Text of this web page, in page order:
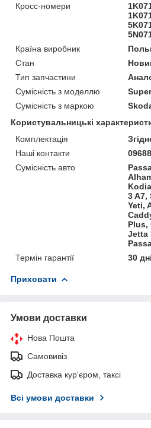
Кросс-номери
Країна виробник
Стан
Тип запчастини
Сумісність з моделлю
Сумісність з маркою
Користувальницькі
Комплектація
Наші контакти
Сумісність авто
3 A7,
Yeti,
Plus,
Jetta
Термін гарантії
30
Приховати
Умови доставки
Нова Пошта
Самовивіз
Доставка кур'єром, таксі
Всі умови доставки